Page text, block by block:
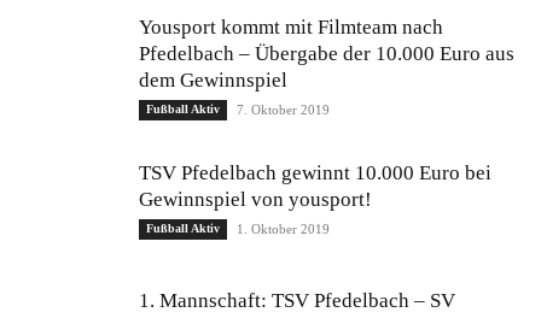
Yousport kommt mit Filmteam nach
Pfedelbach – Übergabe der 10.000 Euro aus
dem Gewinnspiel
Fußball Aktiv 7. Oktober 2019
TSV Pfedelbach gewinnt 10.000 Euro bei
Gewinnspiel von yousport!
Fußball Aktiv 1. Oktober 2019
1. Mannschaft: TSV Pfedelbach – SV